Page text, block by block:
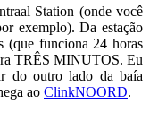
Station (onde você
exemplo). Da estação
(que funciona 24 horas
TRÊS MINUTOS. Eu
do outro lado da baía
ao ClinkNOORD.